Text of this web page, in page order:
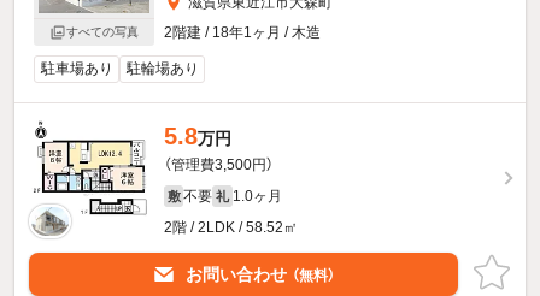
すべての写真
2階建 / 18年1ヶ月 / 木造
駐車場あり 駐輪場あり
5.8万円
（管理費3,500円）
敷 不要 礼 1.0ヶ月
2階 / 2LDK / 58.52㎡
お問い合わせ （無料）